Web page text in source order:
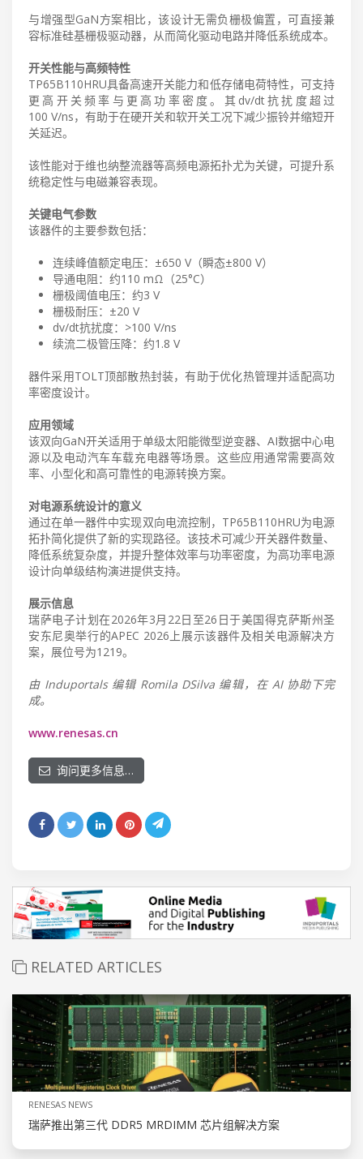
与增强型GaN方案相比，该设计无需负栅极偏置，可直接兼
容标准硅基栅极驱动器，从而简化驱动电路并降低系统成本。
开关性能与高频特性
TP65B110HRU具备高速开关能力和低存储电荷特性，可支持
更高开关频率与更高功率密度。其dv/dt抗扰度超过
100 V/ns，有助于在硬开关和软开关工况下减少振铃并缩短开
关延迟。
该性能对于维也纳整流器等高频电源拓扑尤为关键，可提升系
统稳定性与电磁兼容表现。
关键电气参数
该器件的主要参数包括：
连续峰值额定电压：±650 V（瞬态±800 V）
导通电阻：约110 mΩ（25°C）
栅极阈值电压：约3 V
栅极耐压：±20 V
dv/dt抗扰度：>100 V/ns
续流二极管压降：约1.8 V
器件采用TOLT顶部散热封装，有助于优化热管理并适配高功
率密度设计。
应用领域
该双向GaN开关适用于单级太阳能微型逆变器、AI数据中心电
源以及电动汽车车载充电器等场景。这些应用通常需要高效
率、小型化和高可靠性的电源转换方案。
对电源系统设计的意义
通过在单一器件中实现双向电流控制，TP65B110HRU为电源
拓扑简化提供了新的实现路径。该技术可减少开关器件数量、
降低系统复杂度，并提升整体效率与功率密度，为高功率电源
设计向单级结构演进提供支持。
展示信息
瑞萨电子计划在2026年3月22日至26日于美国得克萨斯州圣
安东尼奥举行的APEC 2026上展示该器件及相关电源解决方
案，展位号为1219。
由 Induportals 编辑 Romila DSilva 编辑，在 AI 协助下完
成。
www.renesas.cn
询问更多信息…
RELATED ARTICLES
RENESAS NEWS
瑞萨推出第三代 DDR5 MRDIMM 芯片组解决方案